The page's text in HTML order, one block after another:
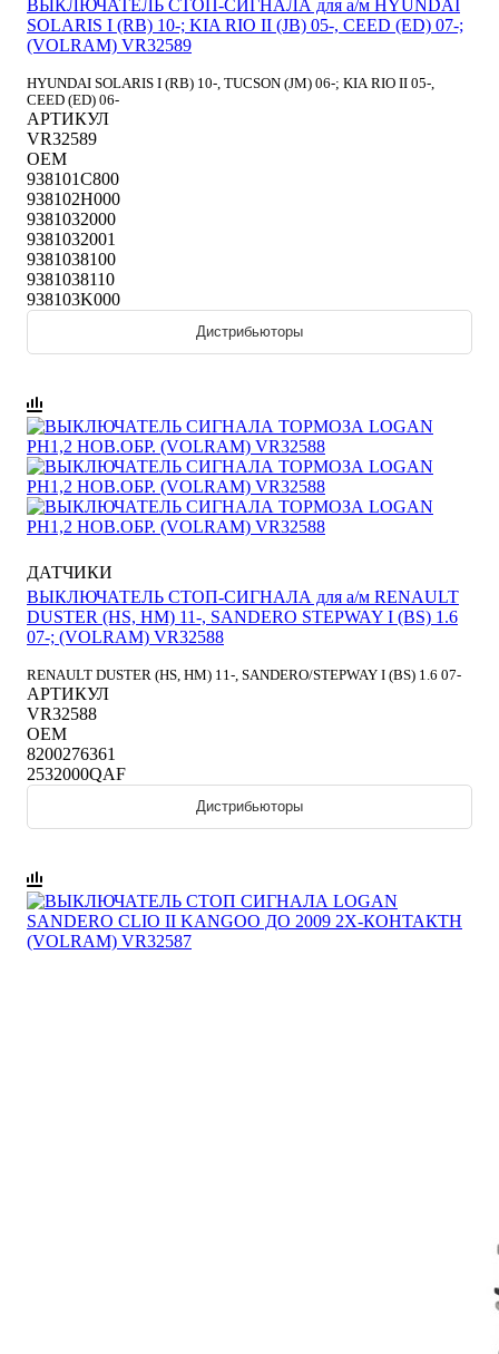
ВЫКЛЮЧАТЕЛЬ СТОП-СИГНАЛА для а/м HYUNDAI
SOLARIS I (RB) 10-; KIA RIO II (JB) 05-, CEED (ED) 07-;
(VOLRAM) VR32589
HYUNDAI SOLARIS I (RB) 10-, TUCSON (JM) 06-; KIA RIO II 05-,
CEED (ED) 06-
АРТИКУЛ
VR32589
OEM
938101C800
938102H000
9381032000
9381032001
9381038100
9381038110
938103K000
Дистрибьюторы
ДАТЧИКИ
ВЫКЛЮЧАТЕЛЬ СТОП-СИГНАЛА для а/м RENAULT
DUSTER (HS, HM) 11-, SANDERO STEPWAY I (BS) 1.6
07-; (VOLRAM) VR32588
RENAULT DUSTER (HS, HM) 11-, SANDERO/STEPWAY I (BS) 1.6 07-
АРТИКУЛ
VR32588
OEM
8200276361
2532000QAF
Дистрибьюторы